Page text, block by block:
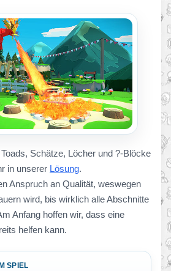
Schätze, Löcher und ?-Blöcke
in unserer Lösung.
Anspruch an Qualität, weswegen
wird, bis wirklich alle Abschnitte
Anfang hoffen wir, dass eine
helfen kann.
SPIEL